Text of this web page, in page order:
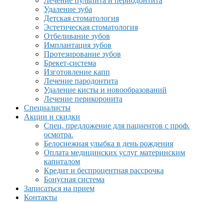
Удаление зуба
Детская стоматология
Эстетическая стоматология
Отбеливание зубов
Имплантация зубов
Протезирование зубов
Брекет-система
Изготовление капп
Лечение пародонтита
Удаление кисты и новообразований
Лечение перикоронита
Специалисты
Акции и скидки
Спец. предложение для пациентов с проф.
осмотра.
Белоснежная улыбка в день рождения
Оплата медицинских услуг материнским
капиталом
Кредит и беспроцентная рассрочка
Бонусная система
Записаться на прием
Контакты